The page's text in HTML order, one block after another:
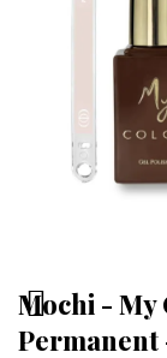
Mochi - My
Permanent